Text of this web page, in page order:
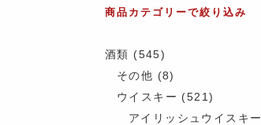
商品カテゴリーで絞り込み
酒類 (545)
その他 (8)
ウイスキー (521)
アイリッシュウイスキー